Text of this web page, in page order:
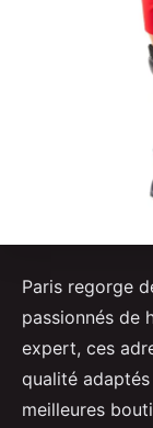
Paris regorge
passionnés de
expert, ces
qualité
meilleures